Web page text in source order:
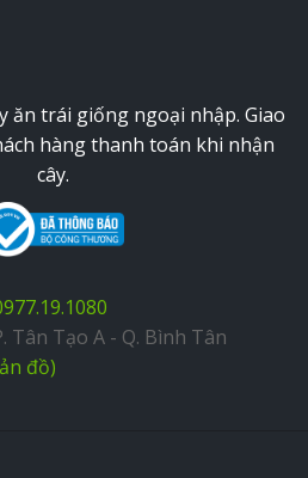
ăn trái giống ngoại nhập. Giao
hàng thanh toán khi nhận
cây.
Tân Tạo A - Q. Bình Tân
đồ)